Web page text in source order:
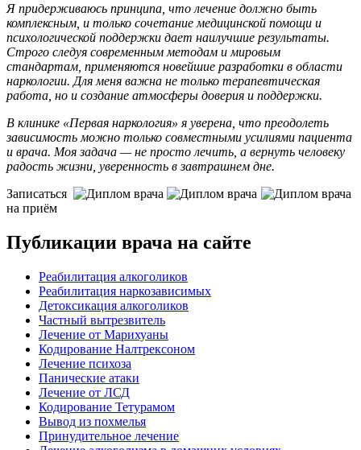
Я придерживаюсь принципа, что лечение должно быть
комплексным, и только сочетание медицинской помощи и
психологической поддержки дает наилучшие результаты.
Строго следуя современным методам и мировым
стандартам, применяются новейшие разработки в области
наркологии. Для меня важна не только терапевтическая
работа, но и создание атмосферы доверия и поддержки.
В клинике «Первая наркология» я уверена, что преодолеть
зависимость можно только совместными усилиями пациента
и врача. Моя задача — не просто лечить, а вернуть человеку
радость жизни, уверенность в завтрашнем дне.
Записаться
на приём
Публикации врача на сайте
Реабилитация алкоголиков
Реабилитация наркозависимых
Детоксикация алкоголиков
Частный вытрезвитель
Лечение от Марихуаны
Кодирование Налтрексоном
Лечение психоза
Панические атаки
Лечение от ЛСД
Кодирование Тетурамом
Вывод из похмелья
Принудительное лечение